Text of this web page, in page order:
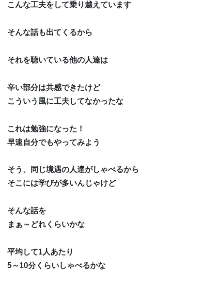
こんな工夫をして乗り越えています
そんな話も出てくるから
それを聴いている他の人達は
辛い部分は共感できたけど
こういう風に工夫してなかったな
これは勉強になった！
早速自分でもやってみよう
そう、同じ境遇の人達がしゃべるから
そこには学びが多いんじゃけど
そんな話を
まぁ～どれくらいかな
平均して1人あたり
5～10分くらいしゃべるかな